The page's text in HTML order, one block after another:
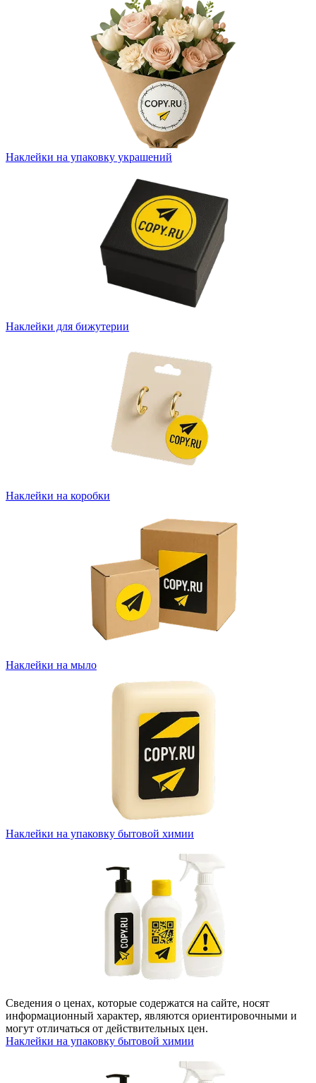
Написать директору
Франшиза
Наклейки на упаковку украшений
Наклейки для бижутерии
Наклейки на коробки
Наклейки на мыло
Наклейки на упаковку бытовой химии
Сведения о ценах, которые содержатся на сайте, носят
информационный характер, являются ориентировочными и
могут отличаться от действительных цен.
Наклейки на упаковку бытовой химии